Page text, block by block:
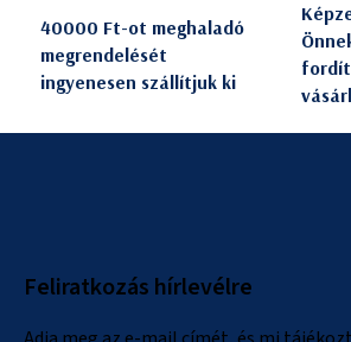
40000 Ft-ot meghaladó
megrendelését
ingyenesen szállítjuk ki
Feliratkozás hírlevélre